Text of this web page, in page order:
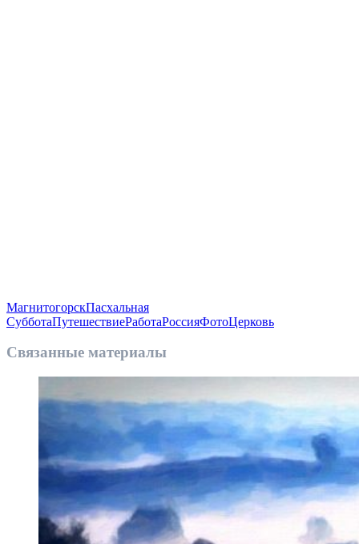
МагнитогорскПасхальная
СубботаПутешествиеРаботаРоссияФотоЦерковь
Связанные материалы